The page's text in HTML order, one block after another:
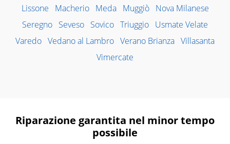
Lissone
Macherio Meda Muggiò
Nova Milanese
Seregno Seveso Sovico Triuggio Usmate Velate
Varedo Vedano al Lambro Verano Brianza Villasanta
Vimercate
Riparazione garantita nel minor tempo
possibile